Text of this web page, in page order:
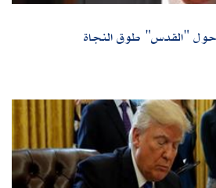
"القدس" طوق النجاة